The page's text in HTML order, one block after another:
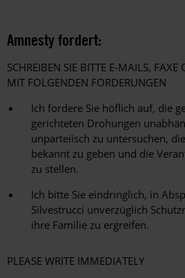
Amnesty fordert:
SCHREIBEN SIE BITTE E-MAILS, FAXE
MIT FOLGENDEN FORDERUNGEN
Ich fordere Sie höflich auf, die
gerichteten Drohungen
unparteiisch zu untersuchen,
bekannt zu geben und die
zu stellen.
Ich bitte Sie eindringlich, in
Silvestrucci unverzüglich
ihre Familie zu ergreifen.
PLEASE WRITE IMMEDIATELY